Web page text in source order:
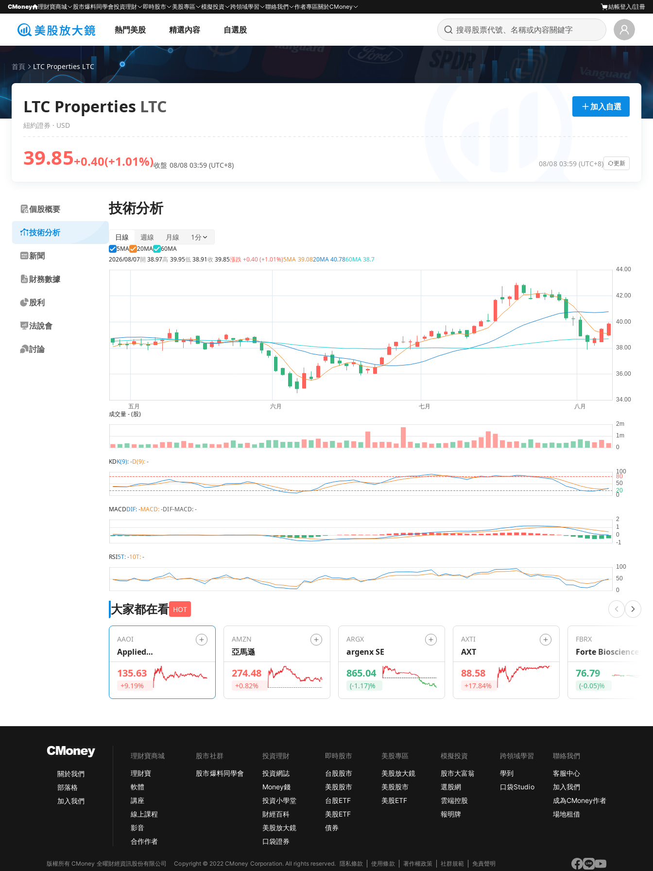
CMoney 理財寶商城 股市爆料同學會投資理財 即時股市 美股專區 模擬投資 跨領域學習 聯絡我們 作者專區關於CMoney 結帳登入/註冊
熱門美股 精選內容 自選股
首頁 LTC Properties LTC
LTC Properties LTC 加入自選
紐約證券 · USD
39.85+0.40(+1.01%)收盤 08/08 03:59 (UTC+8) 08/08 03:59 (UTC+8) 更新
個股概要
技術分析
新聞
財務數據
股利
法說會
討論
技術分析
日線 週線 月線 1分
5MA 20MA
60MA
2026/08/07開38.97高 39.95低38.91收 39.85漲跌+0.40 (+1.01%)5MA 39.0820MA40.7860MA38.7
成交量- (股)
KDK(9):-D(9):-
MACDDIF:-MACD:-DIF-MACD:-
RSI5T:-10T:-
大家都在看 HOT
AAOI
Applied
Optoelectronics
135.63
+9.19%
AMZN
亞馬遜
274.48
+0.82%
ARGX
argenx SE
865.04
(-1.17)%
AXTI
AXT
88.58
+17.84%
FBRX
Forte Biosciences
76.79
(-0.05)%
關於我們
部落格
加入我們
理財寶商城
理財寶
軟體
講座
線上課程
影音
合作作者
股市社群
股市爆料同學會
投資理財
投資網誌
Money錢
投資小學堂
財經百科
美股放大鏡
口袋證券
即時股市
台股股市
美股股市
台股ETF
美股ETF
債券
美股專區
美股放大鏡
美股股市
美股ETF
模擬投資
股市大富翁
選股網
雲端控股
報明牌
跨領域學習
學到
口袋Studio
聯絡我們
客服中心
加入我們
成為CMoney作者
場地租借
版權所有 CMoney 全曜財經資訊股份有限公司Copyright © 2022 CMoney Corporation. All rights reserved. 隱私條款 使用條款 著作權政策 社群規範 免責聲明